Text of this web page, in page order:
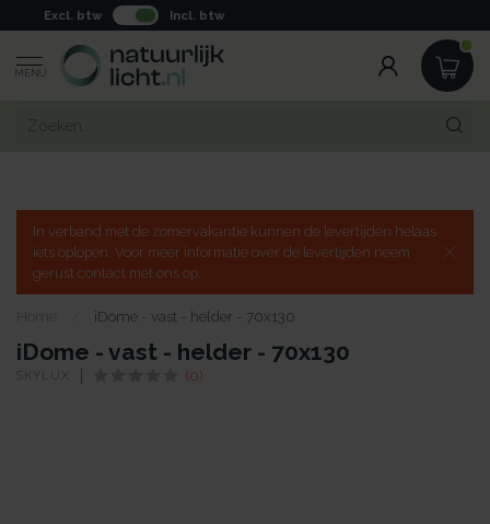
Excl. btw Incl. btw
MENU
In verband met de zomervakantie kunnen de levertijden helaas
iets oplopen. Voor meer informatie over de levertijden neem
gerust contact met ons op.
Home iDome - vast - helder - 70x130
iDome - vast - helder - 70x130
SKYLUX (0)